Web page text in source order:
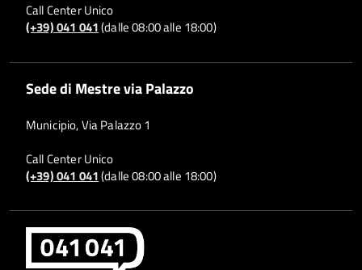
Call Center Unico
(+39) 041 041(dalle 08:00 alle 18:00)
Sede di Mestre via Palazzo
Municipio, Via Palazzo 1
Call Center Unico
(+39) 041 041(dalle 08:00 alle 18:00)